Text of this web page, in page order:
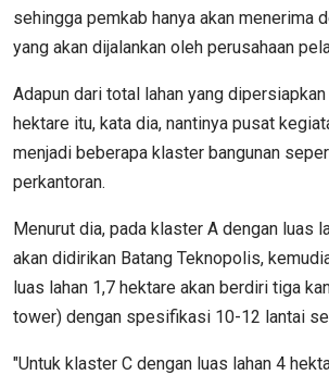
sehingga pemkab hanya akan menerima
yang akan dijalankan oleh perusahaan
Adapun dari total lahan yang
hektare itu, kata dia, nantinya pusat
menjadi beberapa klaster bangunan
perkantoran.
Menurut dia, pada klaster A dengan luas
akan didirikan Batang Teknopolis,
luas lahan 1,7 hektare akan berdiri tiga
tower) dengan spesifikasi 10-12 lantai
"Untuk klaster C dengan luas lahan 4